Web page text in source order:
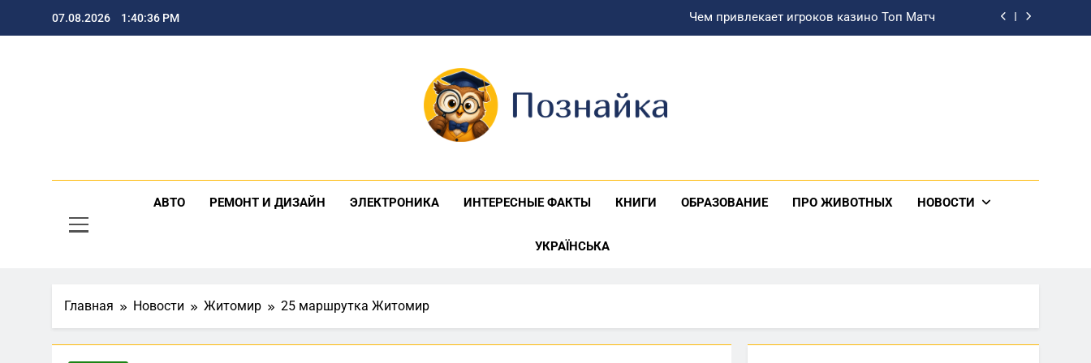
07.08.2026 1:40:38 PM Чем привлекает игроков казино Топ Матч
Выбираем идеальный грузовик для переезда в Сумах: гайд по грузоперевозке
Блоки управления автомобиля: назначение, признаки неисправности и особенности выбора
Генератор для дома: как выбрать резервный источник питания
АВТО РЕМОНТ И ДИЗАЙН ЭЛЕКТРОНИКА ИНТЕРЕСНЫЕ ФАКТЫ КНИГИ ОБРАЗОВАНИЕ ПРО ЖИВОТНЫХ НОВОСТИ
УКРАЇНСЬКА
Главная Новости Житомир 25 маршрутка Житомир